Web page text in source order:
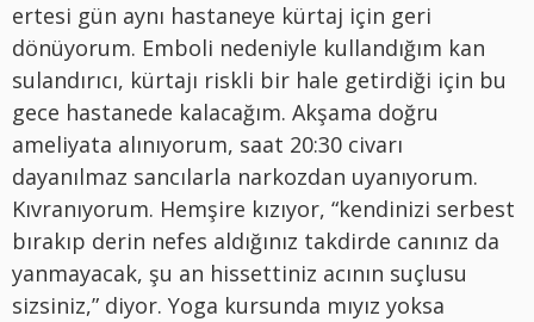
ertesi gün aynı hastaneye kürtaj için geri
dönüyorum. Emboli nedeniyle kullandığım kan
sulandırıcı, kürtajı riskli bir hale getirdiği için bu
gece hastanede kalacağım. Akşama doğru
ameliyata alınıyorum, saat 20:30 civarı
dayanılmaz sancılarla narkozdan uyanıyorum.
Kıvranıyorum. Hemşire kızıyor, “kendinizi serbest
bırakıp derin nefes aldığınız takdirde canınız da
yanmayacak, şu an hissettiniz acının suçlusu
sizsiniz,” diyor. Yoga kursunda mıyız yoksa